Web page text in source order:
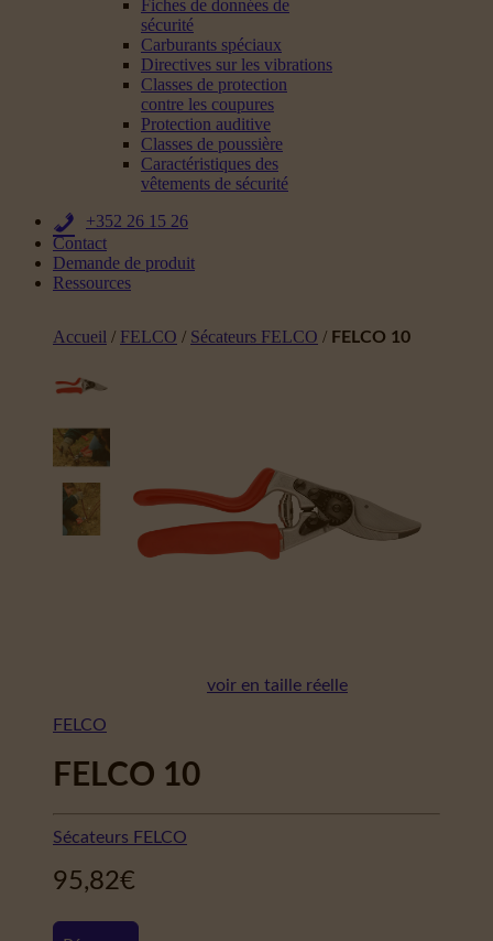
Fiches de données de
sécurité
Carburants spéciaux
Directives sur les vibrations
Classes de protection
contre les coupures
Protection auditive
Classes de poussière
Caractéristiques des
vêtements de sécurité
+352 26 15 26
Contact
Demande de produit
Ressources
Accueil / FELCO / Sécateurs FELCO / FELCO 10
voir en taille réelle
FELCO
FELCO 10
Sécateurs FELCO
95,82€